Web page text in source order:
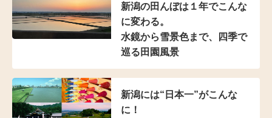
新潟の田んぼは １年でこんな
に変わる。
水鏡から雪景色まで、
四季で
巡る田園風景
新潟には“日本一”がこんな
に！